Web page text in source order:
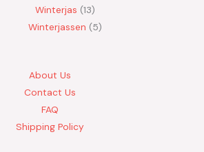
Winterjas 13
Winterjassen
5
About Us
Contact Us
FAQ
Shipping Policy